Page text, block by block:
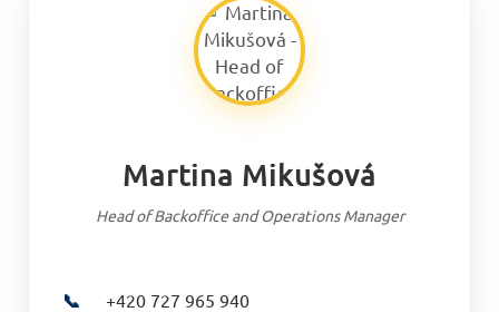
Martina Mikušová
Head of Backoffice and Operations Manager
📞 +420 727 965 940